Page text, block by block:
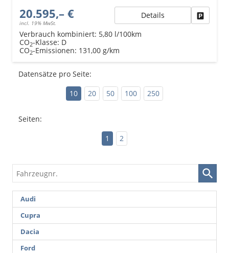
20.595,– €
incl. 19% MwSt.
Details
Verbrauch kombiniert: 5,80 l/100km
CO2-Klasse: D
CO2-Emissionen: 131,00 g/km
Datensätze pro Seite:
10
20 50 100 250
Seiten:
1
2
Fahrzeugnr.
Audi
Cupra
Dacia
Ford